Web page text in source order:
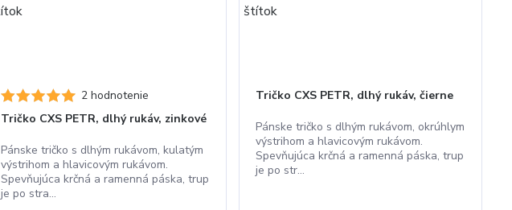
2 hodnotenie
Tričko CXS PETR, dlhý rukáv, zinkové
Pánske tričko s dlhým rukávom, kulatým
výstrihom a hlavicovým rukávom.
Spevňujúca krčná a ramenná páska, trup
je po stra...
Tričko CXS PETR, dlhý rukáv, čierne
Pánske tričko s dlhým rukávom, okrúhlym
výstrihom a hlavicovým rukávom.
Spevňujúca krčná a ramenná páska, trup
je po str...